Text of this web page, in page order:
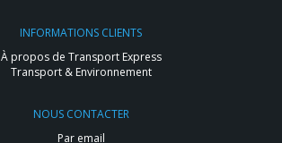
INFORMATIONS CLIENTS
À propos de Transport Express
Transport & Environnement
NOUS CONTACTER
Par email